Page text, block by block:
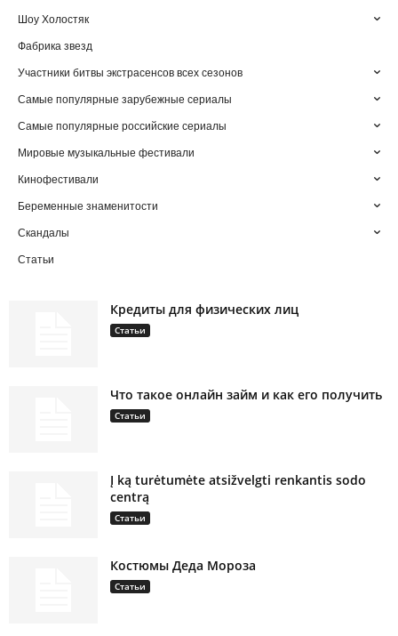
Шоу Холостяк
Фабрика звезд
Участники битвы экстрасенсов всех сезонов
Самые популярные зарубежные сериалы
Самые популярные российские сериалы
Мировые музыкальные фестивали
Кинофестивали
Беременные знаменитости
Скандалы
Статьи
Кредиты для физических лиц
Статьи
Что такое онлайн займ и как его получить
Статьи
Į ką turėtumėte atsižvelgti renkantis sodo
centrą
Статьи
Костюмы Деда Мороза
Статьи